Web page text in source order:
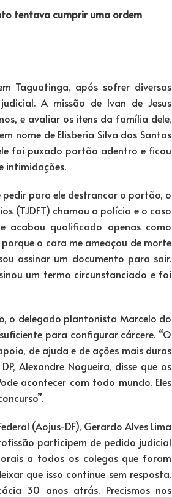
tentava cumprir uma ordem
Taguatinga, após sofrer diversas
A missão de Ivan de Jesus
e avaliar os itens da família dele,
nome de Elisberia Silva dos Santos
foi puxado portão adentro e ficou
intimidações.
para ele destrancar o portão, o
(TJDFT) chamou a polícia e o caso
acabou qualificado apenas como
o cara me ameaçou de morte
assinar um documento para sair.
um termo circunstanciado e foi
o delegado plantonista Marcelo do
para configurar cárcere. “O
de ajuda e de ações mais duras
Alexandre Nogueira, disse que os
acontecer com todo mundo. Eles
(Aojus-DF), Gerardo Alves Lima
participem de pedido judicial
a todos os colegas que foram
que isso continue sem resposta.
30 anos atrás. Precismos nos